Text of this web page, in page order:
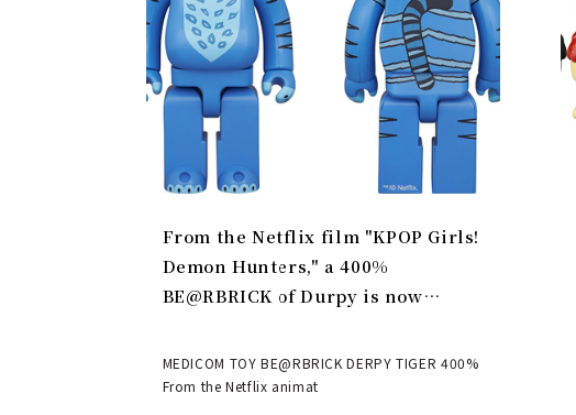
From the Netflix film "KPOP Girls!
Demon Hunters," a 400%
BE@RBRICK of Durpy is now
MEDICOM TOY BE@RBRICK DERPY TIGER 400%
From the Netflix animat